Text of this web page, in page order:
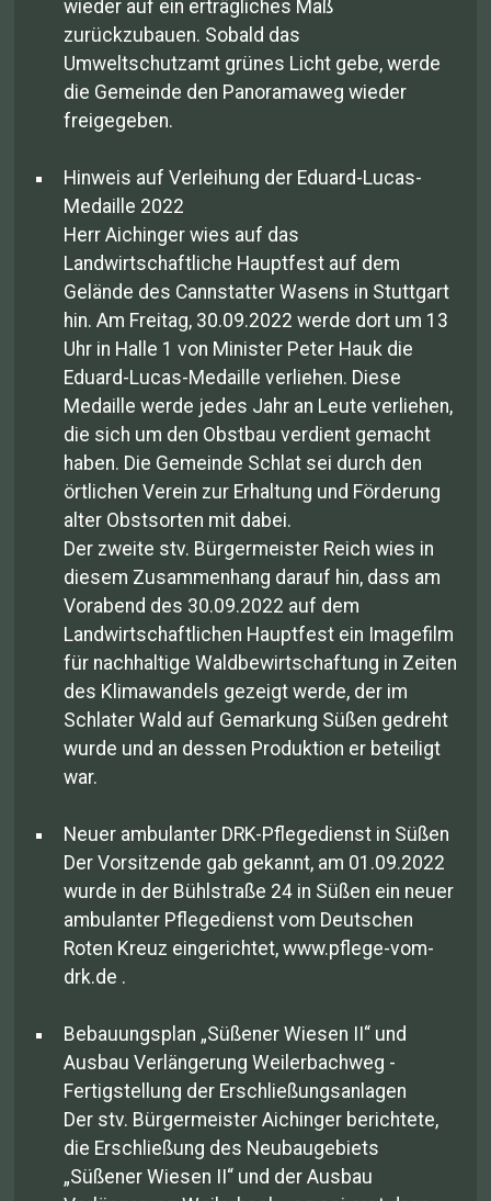
wieder auf ein erträgliches Maß
zurückzubauen. Sobald das
Umweltschutzamt grünes Licht gebe, werde
die Gemeinde den Panoramaweg wieder
freigegeben.
Hinweis auf Verleihung der Eduard-Lucas-
Medaille 2022
Herr Aichinger wies auf das
Landwirtschaftliche Hauptfest auf dem
Gelände des Cannstatter Wasens in Stuttgart
hin. Am Freitag, 30.09.2022 werde dort um 13
Uhr in Halle 1 von Minister Peter Hauk die
Eduard-Lucas-Medaille verliehen. Diese
Medaille werde jedes Jahr an Leute verliehen,
die sich um den Obstbau verdient gemacht
haben. Die Gemeinde Schlat sei durch den
örtlichen Verein zur Erhaltung und Förderung
alter Obstsorten mit dabei.
Der zweite stv. Bürgermeister Reich wies in
diesem Zusammenhang darauf hin, dass am
Vorabend des 30.09.2022 auf dem
Landwirtschaftlichen Hauptfest ein Imagefilm
für nachhaltige Waldbewirtschaftung in Zeiten
des Klimawandels gezeigt werde, der im
Schlater Wald auf Gemarkung Süßen gedreht
wurde und an dessen Produktion er beteiligt
war.
Neuer ambulanter DRK-Pflegedienst in Süßen
Der Vorsitzende gab gekannt, am 01.09.2022
wurde in der Bühlstraße 24 in Süßen ein neuer
ambulanter Pflegedienst vom Deutschen
Roten Kreuz eingerichtet, www.pflege-vom-
drk.de .
Bebauungsplan „Süßener Wiesen II“ und
Ausbau Verlängerung Weilerbachweg -
Fertigstellung der Erschließungsanlagen
Der stv. Bürgermeister Aichinger berichtete,
die Erschließung des Neubaugebiets
„Süßener Wiesen II“ und der Ausbau